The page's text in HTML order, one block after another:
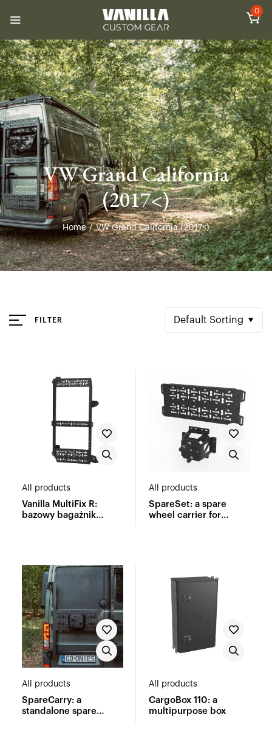
0
VW Grand California
(2017<)
Home / VW Grand California (2017<)
FILTER Default Sorting
All products
Vanilla MultiFix R:
bazowy bagażnik
All products
SpareSet: a spare
wheel carrier for
All products
SpareCarry: a
standalone spare
All products
CargoBox 110: a
multipurpose box